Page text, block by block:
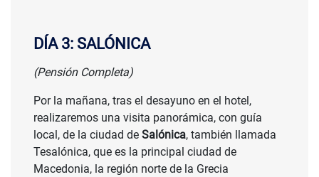
DÍA 3: SALÓNICA
(Pensión Completa)
Por la mañana, tras el desayuno en el hotel,
realizaremos una visita panorámica, con guía
local, de la ciudad de Salónica, también llamada
Tesalónica, que es la principal ciudad de
Macedonia, la región norte de la Grecia